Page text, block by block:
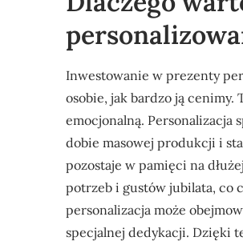
Inwestowanie w prezenty
osobie, jak bardzo ją
emocjonalną. Personalizacja
dobie masowej produkcji i
pozostaje w pamięci na
potrzeb i gustów jubilata, co
personalizacja może
specjalnej dedykacji. Dzięki